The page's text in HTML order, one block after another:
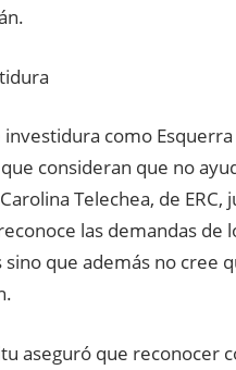
como Esquerra
consideran que no
Telechea, de
las demandas de
que además no cree
aseguró que reconocer